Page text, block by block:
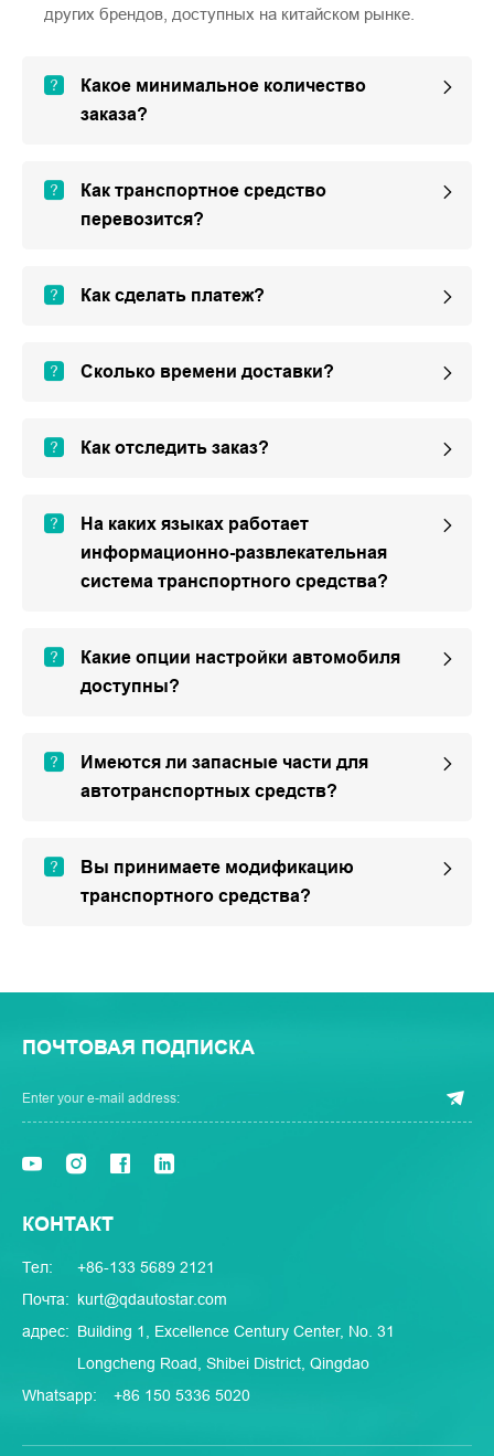
других брендов, доступных на китайском рынке.
Какое минимальное количество
заказа?
Как транспортное средство
перевозится?
Как сделать платеж?
Сколько времени доставки?
Как отследить заказ?
На каких языках работает
информационно-развлекательная
система транспортного средства?
Какие опции настройки автомобиля
доступны?
Имеются ли запасные части для
автотранспортных средств?
Вы принимаете модификацию
транспортного средства?
ПОЧТОВАЯ ПОДПИСКА
КОНТАКТ
Тел:
+86-133 5689 2121
Почта: kurt@qdautostar.com
адрес: Building 1, Excellence Century Center, No. 31
Longcheng Road, Shibei District, Qingdao
Whatsapp:
+86 150 5336 5020